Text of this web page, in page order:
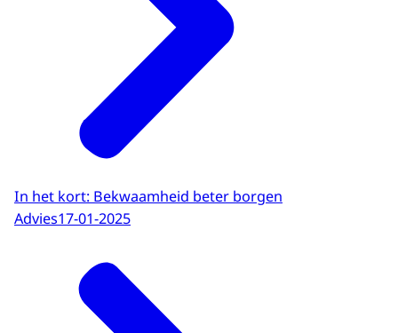
In het kort: Bekwaamheid beter borgen
Advies17-01-2025